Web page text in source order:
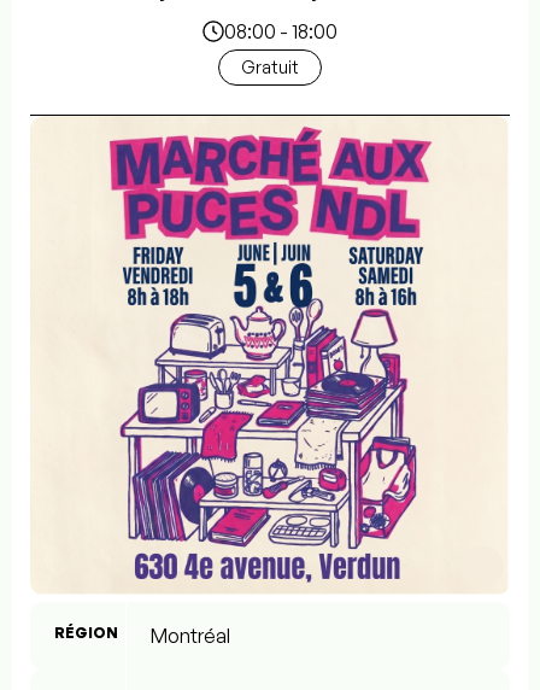
08:00 - 18:00
Gratuit
RÉGION Montréal